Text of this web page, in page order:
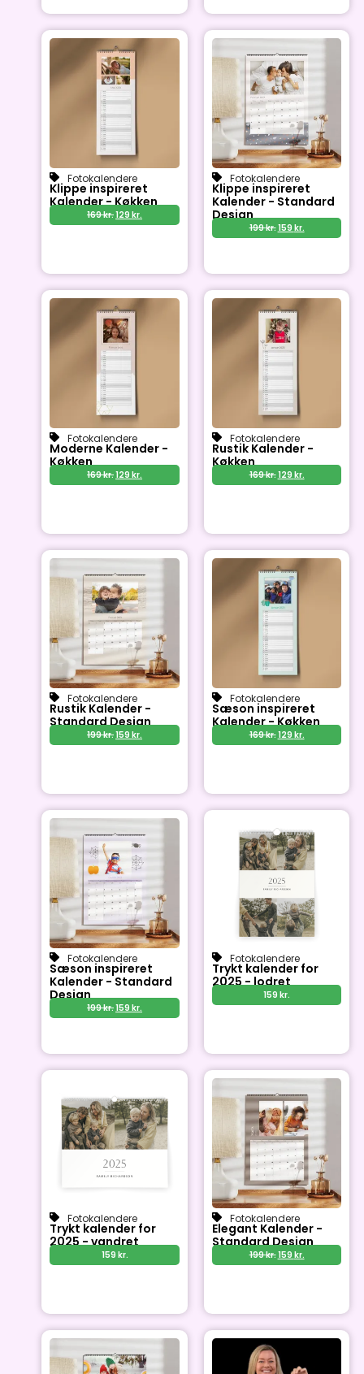
Fotokalendere
Klippe inspireret
Kalender - Køkken
169kr.129kr.
Fotokalendere
Klippe inspireret
Kalender - Standard
Design
199kr.159 kr.
Fotokalendere
Moderne Kalender -
Køkken
169kr.129kr.
Fotokalendere
Rustik Kalender -
Køkken
169kr.129 kr.
Fotokalendere
Rustik Kalender -
Standard Design
199kr.159kr.
Fotokalendere
Sæson inspireret
Kalender - Køkken
169kr.129 kr.
Fotokalendere
Sæson inspireret
Kalender - Standard
Design
199kr.159kr.
Fotokalendere
Trykt kalender for
2025 - lodret
159kr.
Fotokalendere
Trykt kalender for
2025 - vandret
159 kr.
Fotokalendere
Elegant Kalender -
Standard Design
199kr.159 kr.